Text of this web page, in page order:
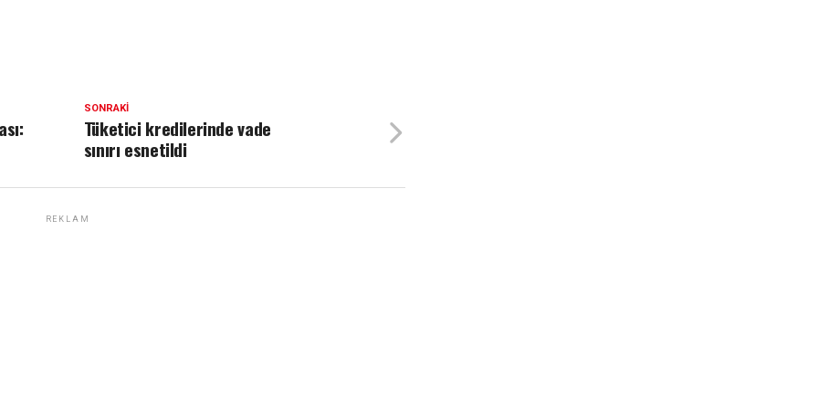
SONRAKI
Tüketici kredilerinde vade
sınırı esnetildi
REKLAM